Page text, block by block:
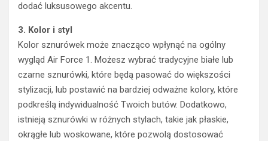
dodać luksusowego akcentu.
3. Kolor i styl
Kolor sznurówek może znacząco wpłynąć na ogólny
wygląd Air Force 1. Możesz wybrać tradycyjne białe lub
czarne sznurówki, które będą pasować do większości
stylizacji, lub postawić na bardziej odważne kolory, które
podkreślą indywidualność Twoich butów. Dodatkowo,
istnieją sznurówki w różnych stylach, takie jak płaskie,
okrągłe lub woskowane, które pozwolą dostosować